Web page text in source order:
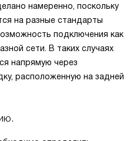
намеренно, поскольку
на разные стандарты
подключения как
сети. В таких случаях
напрямую через
расположенную на задней